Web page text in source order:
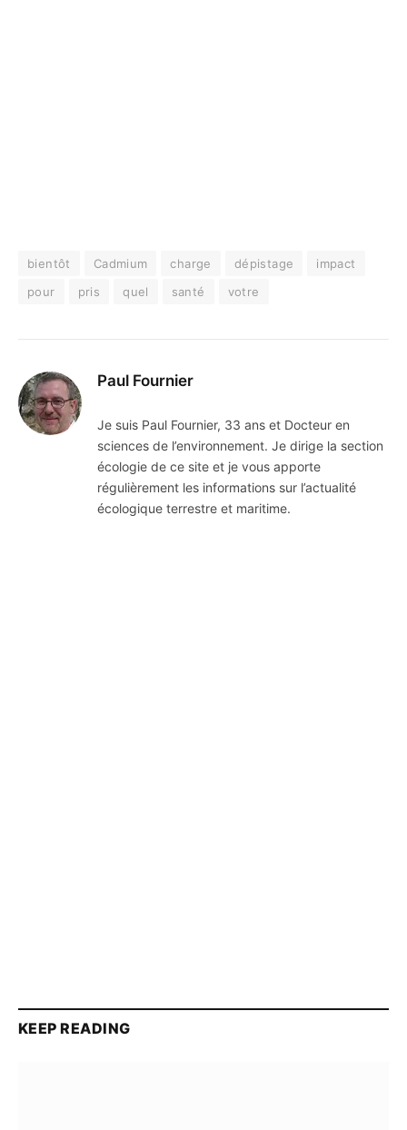
bientôt Cadmium charge dépistage
impact
pour
pris quel santé votre
Paul Fournier
Je suis Paul Fournier, 33 ans et Docteur en
sciences de l’environnement. Je dirige la section
écologie de ce site et je vous apporte
régulièrement les informations sur l’actualité
écologique terrestre et maritime.
KEEP READING